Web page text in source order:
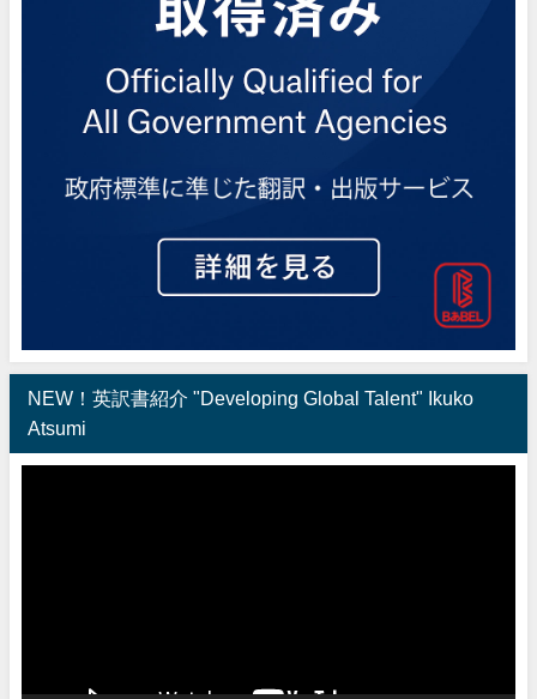
NEW！英訳書紹介 "Developing Global Talent" Ikuko
Atsumi